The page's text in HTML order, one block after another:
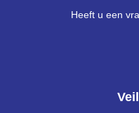
Heeft u een